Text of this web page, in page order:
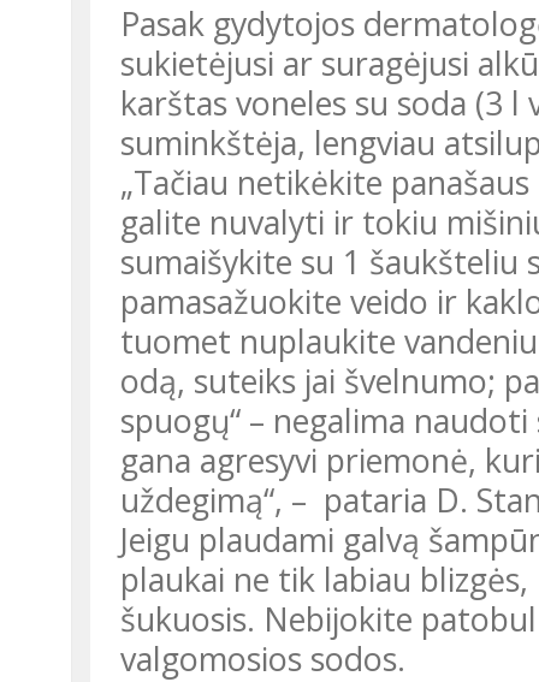
Pasak gydytojos dermatologės Daivos Stanienės, jeigu yra
sukietėjusi ar suragėjusi
karštas voneles su soda (3 l
suminkštėja, lengviau
„Tačiau netikėkite
galite nuvalyti ir tokiu
sumaišykite su 1 šaukšteliu
pamasažuokite veido ir
tuomet nuplaukite
odą, suteiks jai švelnumo;
spuogų“ – negalima
gana agresyvi priemonė,
uždegimą“, – pataria D.
Jeigu plaudami galvą šampūnu, į jį įbersite truputį sodos, išplauti
plaukai ne tik labiau
šukuosis. Nebijokite
valgomosios sodos.